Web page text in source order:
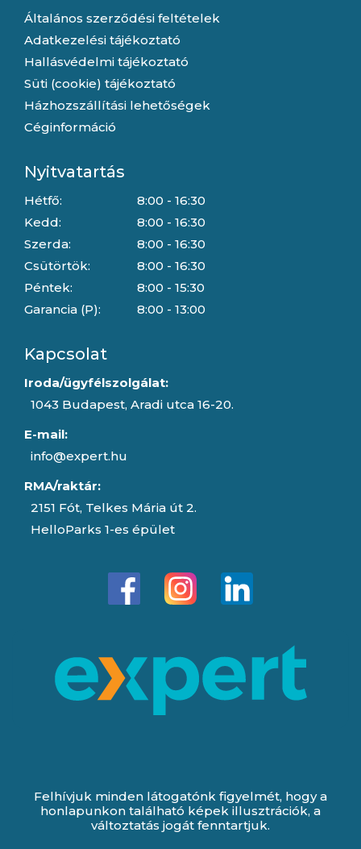
Általános szerződési feltételek
Adatkezelési tájékoztató
Hallásvédelmi tájékoztató
Süti (cookie) tájékoztató
Házhozszállítási lehetőségek
Céginformáció
Nyitvatartás
Hétfő:
Kedd:
Szerda:
Csütörtök:
Péntek:
Garancia (P):
8:00 - 16:30
8:00 - 16:30
8:00 - 16:30
8:00 - 16:30
8:00 - 15:30
8:00 - 13:00
Kapcsolat
Iroda/ügyfélszolgálat:
1043 Budapest, Aradi utca 16-20.
E-mail:
info@expert.hu
RMA/raktár:
2151 Fót, Telkes Mária út 2.
HelloParks 1-es épület
Felhívjuk minden látogatónk figyelmét, hogy a
honlapunkon található képek illusztrációk, a
változtatás jogát fenntartjuk.